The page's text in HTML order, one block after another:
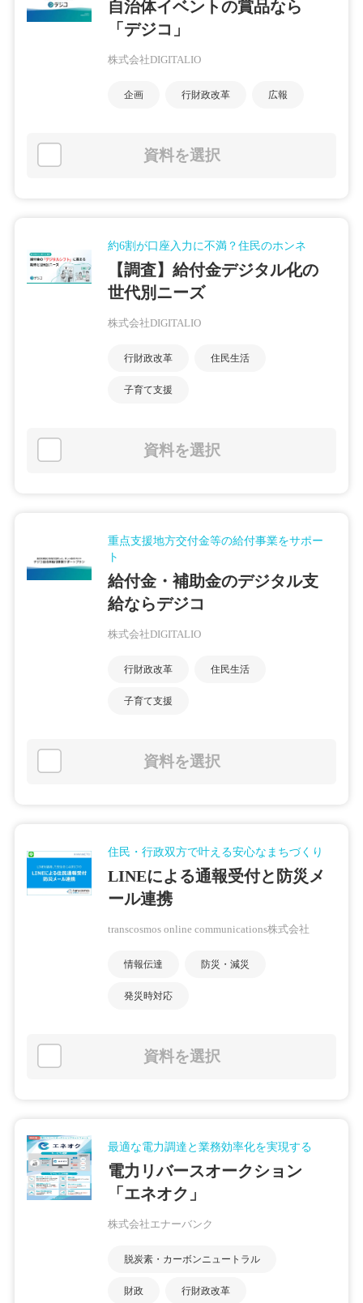
自治体イベントの賞品なら
「デジコ」
株式会社DIGITALIO
企画 行財政改革 広報
資料を選択
約6割が口座入力に不満？住民のホンネ
【調査】給付金デジタル化の
世代別ニーズ
株式会社DIGITALIO
行財政改革 住民生活
子育て支援
資料を選択
重点支援地方交付金等の給付事業をサポー
ト
給付金・補助金のデジタル支
給ならデジコ
株式会社DIGITALIO
行財政改革 住民生活
子育て支援
資料を選択
住民・行政双方で叶える安心なまちづくり
LINEによる通報受付と防災メ
ール連携
transcosmos online communications株式会社
情報伝達 防災・減災
発災時対応
資料を選択
最適な電力調達と業務効率化を実現する
電力リバースオークション
「エネオク」
株式会社エナーバンク
脱炭素・カーボンニュートラル
財政 行財政改革